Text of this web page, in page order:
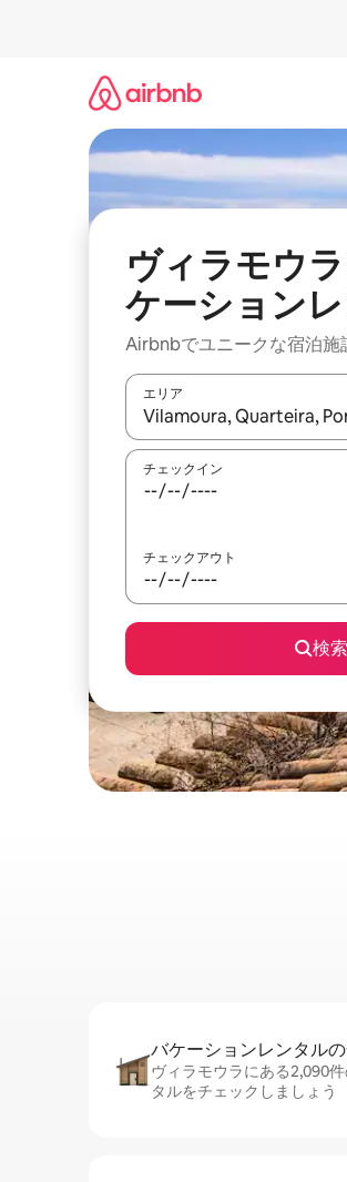
ヴィラモウ
ケーション
Airbnbでユニークな宿泊施
エリア
検索結果が表示されたら、
チェックイン
チェックアウト
検索
バケーションレ⁠ン⁠タ⁠ル⁠
ヴィラモウラにある2,090
タルをチェックしましょう